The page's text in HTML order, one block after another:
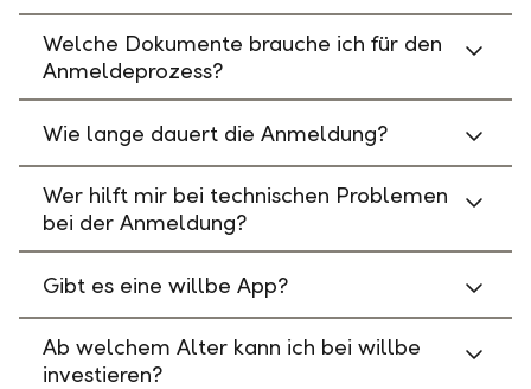
Welche Dokumente brauche ich für den
Anmeldeprozess?
Wie lange dauert die Anmeldung?
Wer hilft mir bei technischen Problemen
bei der Anmeldung?
Gibt es eine willbe App?
Ab welchem Alter kann ich bei willbe
investieren?